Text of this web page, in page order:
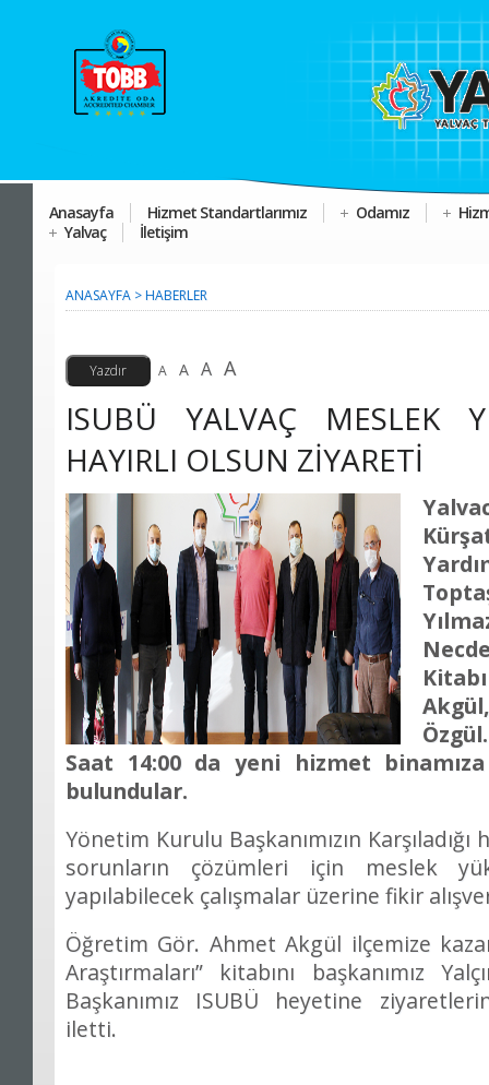
Anasayfa Hizmet Standartlarımız Odamız
Yalvaç
İletişim
ANASAYFA >HABERLER
A A A A
ISUBÜ YALVAÇ MESLEK
HAYIRLI OLSUN ZİYARETİ
Saat 14:00 da yeni hizmet
bulundular.
Yönetim Kurulu Başkanımızın
sorunların çözümleri için meslek
yapılabilecek çalışmalar üzerine fikir
Öğretim Gör. Ahmet Akgül ilçemize
Araştırmaları” kitabını başkanımız
Başkanımız ISUBÜ heyetine
iletti.